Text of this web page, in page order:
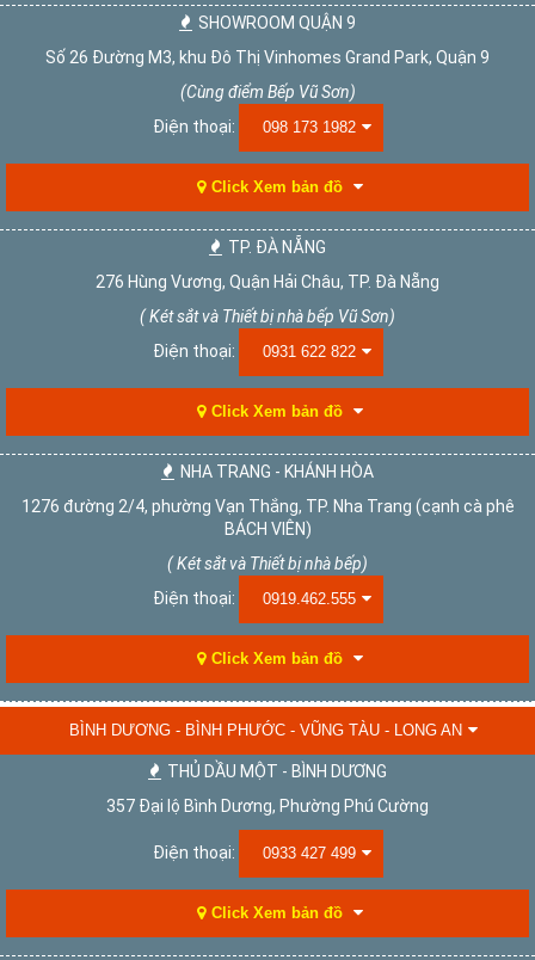
SHOWROOM QUẬN 9
Số 26 Đường M3, khu Đô Thị Vinhomes Grand Park, Quận 9
(Cùng điểm Bếp Vũ Sơn)
Điện thoại:
098 173 1982
Click Xem bản đồ
TP. ĐÀ NẴNG
276 Hùng Vương, Quận Hải Châu, TP. Đà Nẵng
( Két sắt và Thiết bị nhà bếp Vũ Sơn)
Điện thoại:
0931 622 822
Click Xem bản đồ
NHA TRANG - KHÁNH HÒA
1276 đường 2/4, phường Vạn Thắng, TP. Nha Trang (cạnh cà phê
BÁCH VIÊN)
( Két sắt và Thiết bị nhà bếp)
Điện thoại:
0919.462.555
Click Xem bản đồ
BÌNH DƯƠNG - BÌNH PHƯỚC - VŨNG TÀU - LONG AN
THỦ DẦU MỘT - BÌNH DƯƠNG
357 Đại lộ Bình Dương, Phường Phú Cường
Điện thoại: 0933 427 499
Click Xem bản đồ